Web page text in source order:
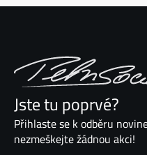
Jste tu poprvé?
Přihlaste se k odběru
nezmeškejte žádnou akci!